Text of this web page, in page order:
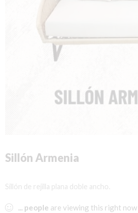
Sillón Armenia
Sillón de rejilla plana doble ancho.
... people are viewing this right now